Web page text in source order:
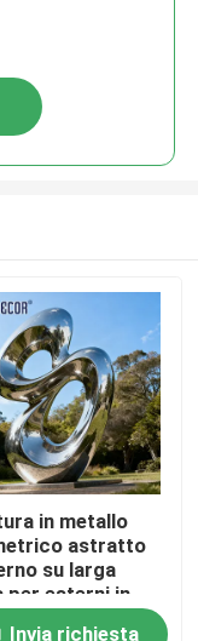
in metallo
astratto
su larga
per esterni in
inossidabile
Invia richiesta